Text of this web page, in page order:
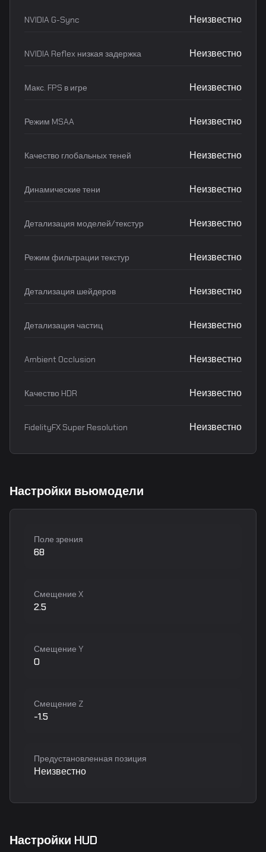
NVIDIA G-Sync Неизвестно
NVIDIA Reflex низкая задержка Неизвестно
Макс. FPS в игре Неизвестно
Режим MSAA Неизвестно
Качество глобальных теней Неизвестно
Динамические тени Неизвестно
Детализация моделей/текстур Неизвестно
Режим фильтрации текстур Неизвестно
Детализация шейдеров Неизвестно
Детализация частиц Неизвестно
Ambient Occlusion Неизвестно
Качество HDR Неизвестно
FidelityFX Super Resolution Неизвестно
Настройки вьюмодели
Поле зрения
68
Смещение X
2.5
Смещение Y
0
Смещение Z
-1.5
Предустановленная позиция
Неизвестно
Настройки HUD